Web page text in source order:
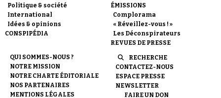
Politique & société
International
Idées & opinions
CONSPIPÉDIA
ÉMISSIONS
Complorama
« Réveillez-vous ! »
Les Déconspirateurs
REVUES DE PRESSE
QUI SOMMES-NOUS ?
NOTRE MISSION
NOTRE CHARTE ÉDITORIALE
NOS PARTENAIRES
MENTIONS LÉGALES
RECHERCHE
CONTACTEZ-NOUS
ESPACE PRESSE
NEWSLETTER
FAIRE UN DON